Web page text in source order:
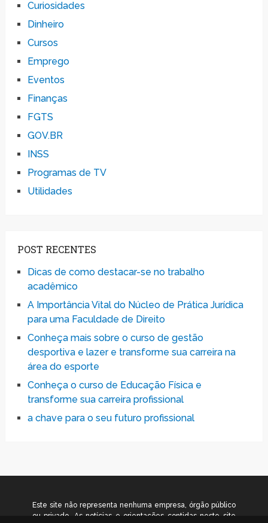
Curiosidades
Dinheiro
Cursos
Emprego
Eventos
Finanças
FGTS
GOV.BR
INSS
Programas de TV
Utilidades
POST RECENTES
Dicas de como destacar-se no trabalho
acadêmico
A Importância Vital do Núcleo de Prática Jurídica
para uma Faculdade de Direito
Conheça mais sobre o curso de gestão
desportiva e lazer e transforme sua carreira na
área do esporte
Conheça o curso de Educação Física e
transforme sua carreira profissional
a chave para o seu futuro profissional
Este site não representa nenhuma empresa, órgão público
ou privado. As notícias e orientações contidas neste site